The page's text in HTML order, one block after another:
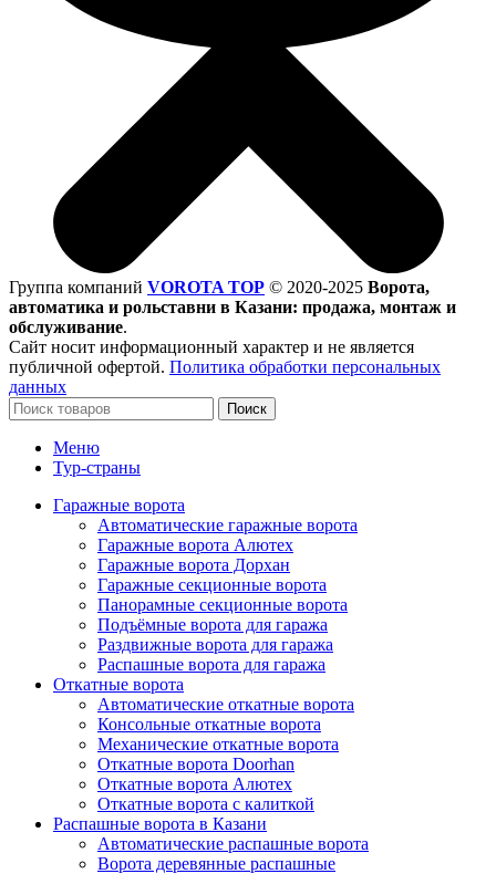
Группа компаний VOROTA TOP © 2020-2025 Ворота,
автоматика и рольставни в Казани: продажа, монтаж и
обслуживание.
Сайт носит информационный характер и не является
публичной офертой. Политика обработки персональных
данных
Поиск
Меню
Тур-страны
Гаражные ворота
Автоматические гаражные ворота
Гаражные ворота Алютех
Гаражные ворота Дорхан
Гаражные секционные ворота
Панорамные секционные ворота
Подъёмные ворота для гаража
Раздвижные ворота для гаража
Распашные ворота для гаража
Откатные ворота
Автоматические откатные ворота
Консольные откатные ворота
Механические откатные ворота
Откатные ворота Doorhan
Откатные ворота Алютех
Откатные ворота с калиткой
Распашные ворота в Казани
Автоматические распашные ворота
Ворота деревянные распашные